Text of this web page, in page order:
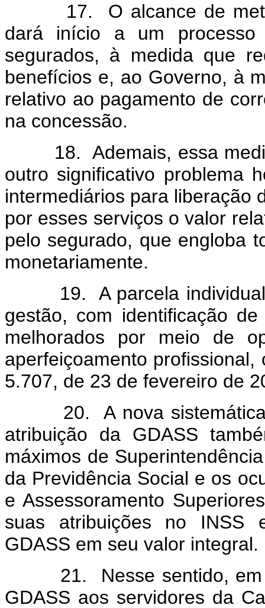
17. O alcance de metas
dará início a um
segurados, à medida que
benefícios e, ao Governo, à
relativo ao pagamento de
na concessão.
18. Ademais, essa
outro significativo problema
intermediários para liberação
por esses serviços o valor
pelo segurado, que engloba
monetariamente.
19. A parcela individual
gestão, com identificação
melhorados por meio de
aperfeiçoamento
5.707, de 23 de fevereiro de
20. A nova sistemática
atribuição da GDASS
máximos de
da Previdência Social e os
e Assessoramento
suas atribuições no INSS
GDASS em seu valor integral.
21. Nesse sentido, em
GDASS aos servidores da